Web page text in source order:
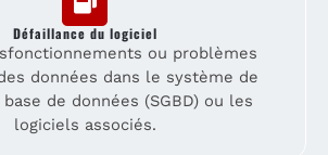
Défaillance du logiciel
ou problèmes
données dans le système de
de données (SGBD) ou les
logiciels associés.